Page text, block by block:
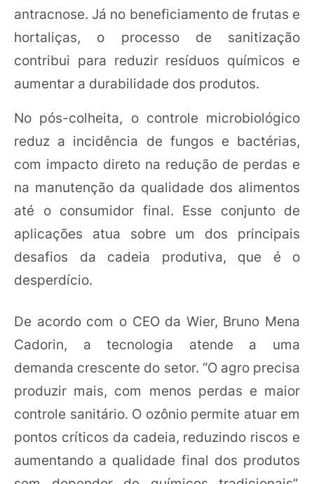
antracnose. Já no beneficiamento de frutas e
hortaliças, o processo de sanitização
contribui para reduzir resíduos químicos e
aumentar a durabilidade dos produtos.
No pós-colheita, o controle microbiológico
reduz a incidência de fungos e bactérias,
com impacto direto na redução de perdas e
na manutenção da qualidade dos alimentos
até o consumidor final. Esse conjunto de
aplicações atua sobre um dos principais
desafios da cadeia produtiva, que é o
desperdício.
De acordo com o CEO da Wier, Bruno Mena
Cadorin, a tecnologia atende a uma
demanda crescente do setor. “O agro precisa
produzir mais, com menos perdas e maior
controle sanitário. O ozônio permite atuar em
pontos críticos da cadeia, reduzindo riscos e
aumentando a qualidade final dos produtos